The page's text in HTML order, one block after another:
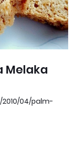
Melaka
04/palm-